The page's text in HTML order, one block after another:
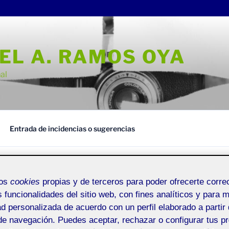
A. RAMOS OYA
Entrada de incidencias o sugerencias
ANGEL RAMOS OYA
al gabinete.
ACTIFOLIO
Proyectos III :
cookies propias y de terceros para poder ofrecerte
funcionalidades del sitio web, con fines analíticos y para
personalizada de acuerdo con un perfil elaborado a partir
navegación. Puedes aceptar, rechazar o configurar tus